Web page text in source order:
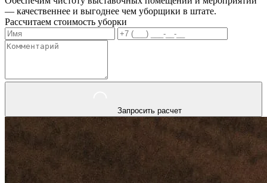
— качественнее и выгоднее чем уборщики в штате.
Рассчитаем стоимость уборки
Запросить расчет